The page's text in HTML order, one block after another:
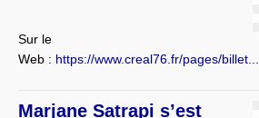
Sur le
Web : https://www.creal76.fr/pages/billet...
Marjane Satrapi s’est